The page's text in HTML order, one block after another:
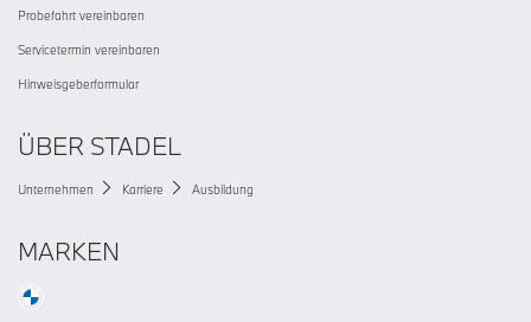
Probefahrt vereinbaren
Servicetermin vereinbaren
Hinweisgeberformular
ÜBER STADEL
Unternehmen Karriere Ausbildung
MARKEN